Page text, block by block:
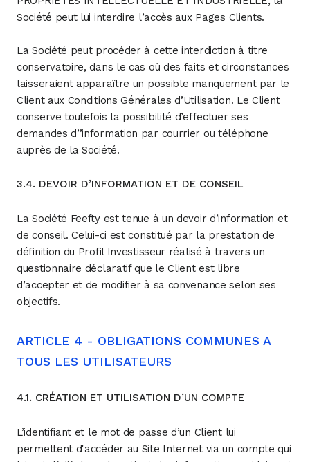
Société peut lui interdire l’accès aux Pages Clients.
La Société peut procéder à cette interdiction à titre
conservatoire, dans le cas où des faits et circonstances
laisseraient apparaître un possible manquement par le
Client aux Conditions Générales d’Utilisation. Le Client
conserve toutefois la possibilité d’effectuer ses
demandes d’’information par courrier ou téléphone
auprès de la Société.
3.4. DEVOIR D’INFORMATION ET DE CONSEIL
La Société Feefty est tenue à un devoir d’information et
de conseil. Celui-ci est constitué par la prestation de
définition du Profil Investisseur réalisé à travers un
questionnaire déclaratif que le Client est libre
d’accepter et de modifier à sa convenance selon ses
objectifs.
ARTICLE 4 - OBLIGATIONS COMMUNES A
TOUS LES UTILISATEURS
4.1. CRÉATION ET UTILISATION D’UN COMPTE
L’identifiant et le mot de passe d’un Client lui
permettent d'accéder au Site Internet via un compte qui